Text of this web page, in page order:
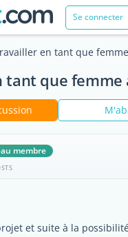
Se connecter
en tant que
tant que femme
membre
et suite à la